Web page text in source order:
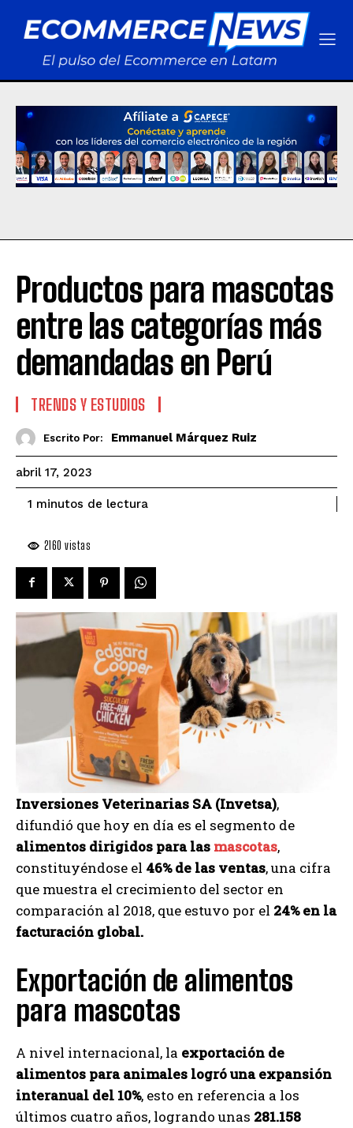
Productos para mascotas
entre las categorías más
demandadas en Perú
TRENDS Y ESTUDIOS
Escrito Por: Emmanuel Márquez Ruiz
abril 17, 2023
1 minutos de lectura
2160 vistas
Inversiones Veterinarias SA (Invetsa),
difundió que hoy en día es el segmento de
alimentos dirigidos para las mascotas,
constituyéndose el 46% de las ventas, una cifra
que muestra el crecimiento del sector en
comparación al 2018, que estuvo por el 24% en la
facturación global.
Exportación de alimentos
para mascotas
A nivel internacional, la exportación de
alimentos para animales logró una expansión
interanual del 10%, esto en referencia a los
últimos cuatro años, logrando unas 281.158